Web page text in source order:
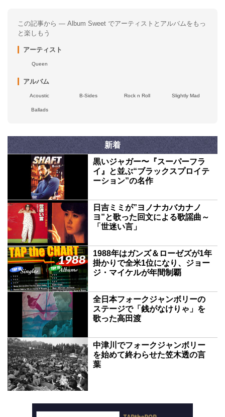
この記事から — Album Sweet でアーティストとアルバムをもっ
と楽しもう
アーティスト
Queen
アルバム
Acoustic B-Sides Rock n Roll Slightly Mad
Ballads
新着
黒いジャガー〜『スーパーフラ
イ』と並ぶ“ブラックスプロイテ
ーション”の名作
日吉ミミが”ヨノナカバカナノ
ヨ”と歌った回文による歌謡曲～
「世迷い言」
1988年はガンズ＆ローゼズが1年
掛かりで全米1位になり、ジョー
ジ・マイケルが年間制覇
全日本フォークジャンボリーの
ステージで「銭がなけりゃ」を
歌った高田渡
中津川でフォークジャンボリー
を始めて終わらせた笠木透の言
葉